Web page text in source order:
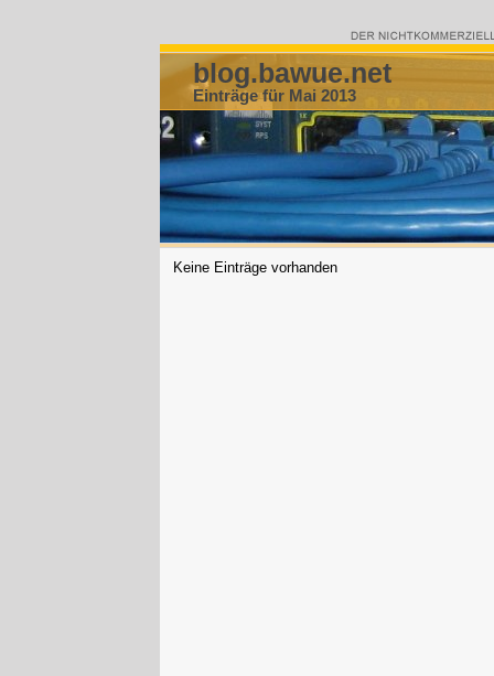
blog.bawue.net
Einträge für Mai 2013
Keine Einträge vorhanden